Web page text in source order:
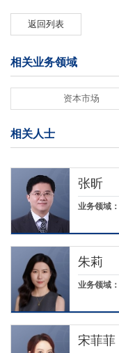
返回列表
相关业务领域
资本市场
相关人士
张昕
业务领域：
朱莉
业务领域：
宋菲菲